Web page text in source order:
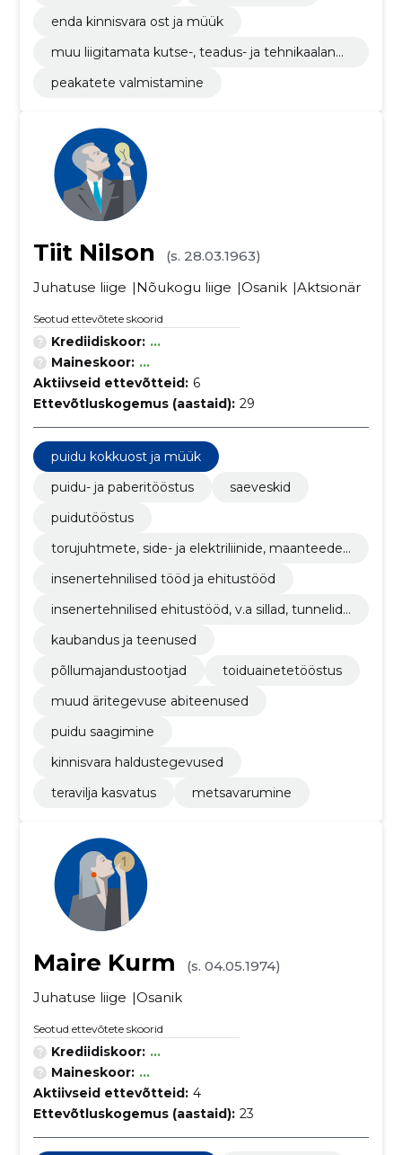
enda kinnisvara ost ja müük
muu liigitamata kutse-, teadus- ja tehnikaalane
peakatete valmistamine
Tiit Nilson
(s. 28.03.1963)
Juhatuse liige
Nõukogu liige Osanik Aktsionär
Seotud ettevõtete skoorid
Krediidiskoor: ...
Maineskoor: ...
Aktiivseid ettevõtteid: 6
Ettevõtluskogemus (aastaid): 29
puidu kokkuost ja müük
puidu- ja paberitööstus
saeveskid
puidutööstus
torujuhtmete, side- ja elektriliinide, maanteede,
nnakattetööd
insenertehnilised tööd ja ehitustööd
insenertehnilised ehitustööd, v.a sillad, tunnelid,
kaubandus ja teenused
põllumajandustootjad
toiduainetetööstus
muud äritegevuse abiteenused
puidu saagimine
kinnisvara haldustegevused
teravilja kasvatus
metsavarumine
Maire Kurm
(s. 04.05.1974)
Juhatuse liige
Osanik
Seotud ettevõtete skoorid
Krediidiskoor: ...
Maineskoor: ...
Aktiivseid ettevõtteid: 4
Ettevõtluskogemus (aastaid): 23